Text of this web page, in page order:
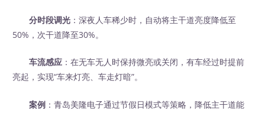
分时段调光 ：深夜人车稀少时，自动将主干道亮度降低至
50%，次干道降至30%。
车流感应 ：在无车无人时保持微亮或关闭，有车经过时提前
亮起，实现“车来灯亮、车走灯暗”。
案例 ：青岛美隆电子通过节假日模式等策略，降低主干道能